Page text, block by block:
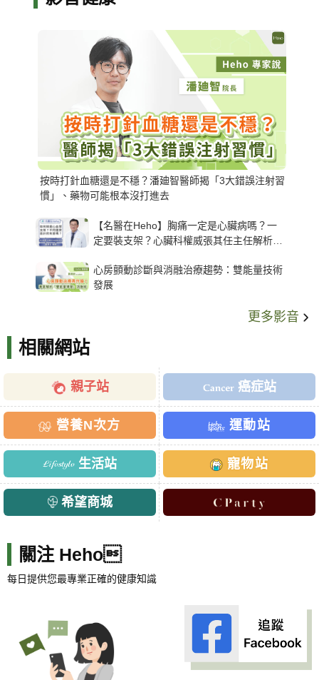
按時打針血糖還是不穩？潘廸智醫師揭「3大錯誤注射習
慣」、藥物可能根本沒打進去
【名醫在Heho】胸痛一定是心臟病嗎？一
定要裝支架？心臟科權威張其任主任解析支
心房顫動診斷與消融治療趨勢：雙能量技術
發展
更多影音
相關網站
親子站 癌症站
營養N次方 運動站
生活站 寵物站
希望商城
關注 Heho
每日提供您最專業正確的健康知識